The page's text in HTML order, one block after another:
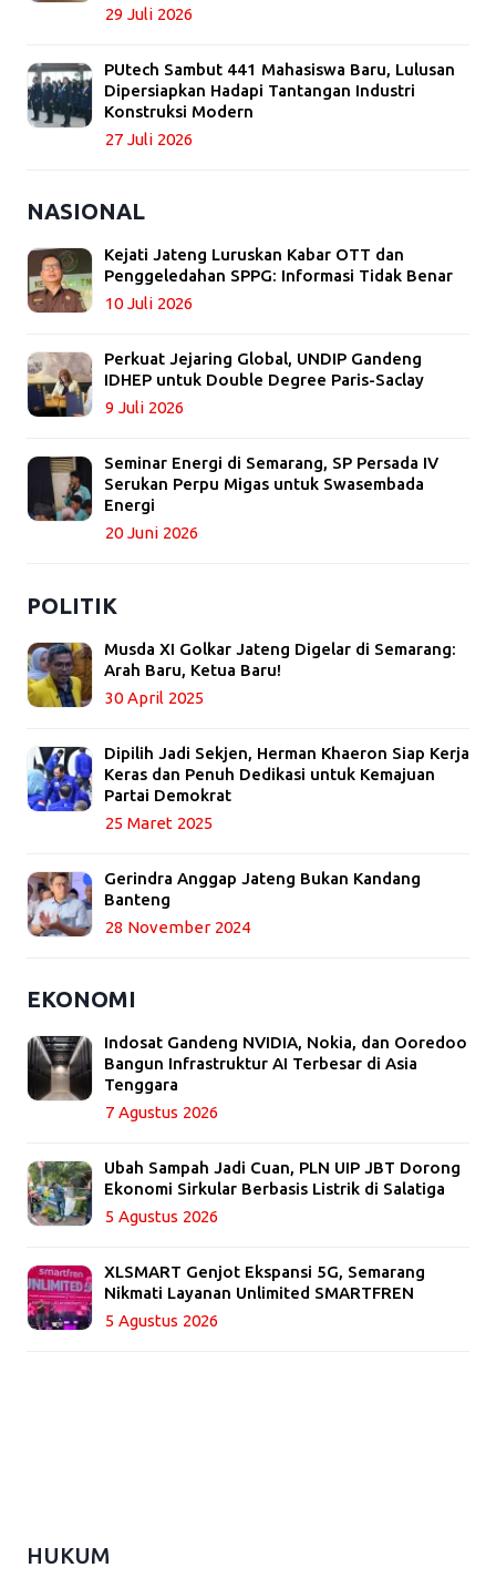
29 Juli 2026
PUtech Sambut 441 Mahasiswa Baru, Lulusan
Dipersiapkan Hadapi Tantangan Industri
Konstruksi Modern
27 Juli 2026
NASIONAL
Kejati Jateng Luruskan Kabar OTT dan
Penggeledahan SPPG: Informasi Tidak Benar
10 Juli 2026
Perkuat Jejaring Global, UNDIP Gandeng
IDHEP untuk Double Degree Paris-Saclay
9 Juli 2026
Seminar Energi di Semarang, SP Persada IV
Serukan Perpu Migas untuk Swasembada
Energi
20 Juni 2026
POLITIK
Musda XI Golkar Jateng Digelar di Semarang:
Arah Baru, Ketua Baru!
30 April 2025
Dipilih Jadi Sekjen, Herman Khaeron Siap Kerja
Keras dan Penuh Dedikasi untuk Kemajuan
Partai Demokrat
25 Maret 2025
Gerindra Anggap Jateng Bukan Kandang
Banteng
28 November 2024
EKONOMI
Indosat Gandeng NVIDIA, Nokia, dan Ooredoo
Bangun Infrastruktur AI Terbesar di Asia
Tenggara
7 Agustus 2026
Ubah Sampah Jadi Cuan, PLN UIP JBT Dorong
Ekonomi Sirkular Berbasis Listrik di Salatiga
5 Agustus 2026
XLSMART Genjot Ekspansi 5G, Semarang
Nikmati Layanan Unlimited SMARTFREN
5 Agustus 2026
HUKUM